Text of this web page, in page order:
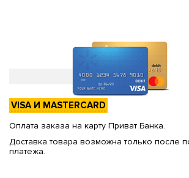
VISA И MASTERCARD
Оплата заказа на карту Приват Банка.
Доставка товара возможна только после
платежа.